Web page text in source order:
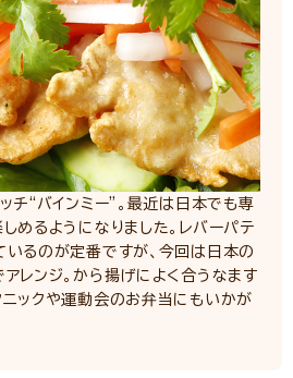
チ“バインミー”。最近は日本でも専
めるようになりました。レバーパテ
いるのが定番ですが、今回は日本の
レンジ。から揚げによく合うなます
ニックや運動会のお弁当にもいかが